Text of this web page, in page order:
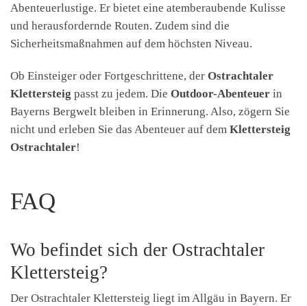
Abenteuerlustige. Er bietet eine atemberaubende Kulisse
und herausfordernde Routen. Zudem sind die
Sicherheitsmaßnahmen auf dem höchsten Niveau.
Ob Einsteiger oder Fortgeschrittene, der Ostrachtaler
Klettersteig passt zu jedem. Die Outdoor-Abenteuer in
Bayerns Bergwelt bleiben in Erinnerung. Also, zögern Sie
nicht und erleben Sie das Abenteuer auf dem Klettersteig
Ostrachtaler!
FAQ
Wo befindet sich der Ostrachtaler
Klettersteig?
Der Ostrachtaler Klettersteig liegt im Allgäu in Bayern. Er